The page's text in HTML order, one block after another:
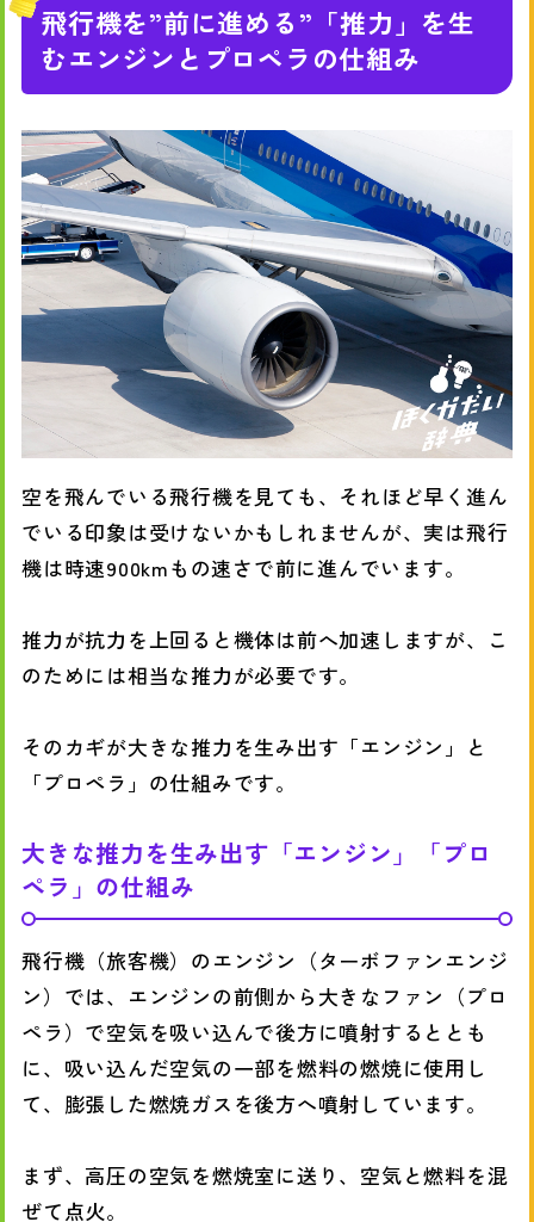
飛行機を”前に進める”「推力」を生
むエンジンとプロペラの仕組み
空を飛んでいる飛行機を見ても、それほど早く進ん
でいる印象は受けないかもしれませんが、実は飛行
機は時速900kmもの速さで前に進んでいます。
推力が抗力を上回ると機体は前へ加速しますが、こ
のためには相当な推力が必要です。
そのカギが大きな推力を生み出す「エンジン」と
「プロペラ」の仕組みです。
大きな推力を生み出す「エンジン」「プロ
ペラ」の仕組み
飛行機（旅客機）のエンジン（ターボファンエンジ
ン）では、エンジンの前側から大きなファン（プロ
ペラ）で空気を吸い込んで後方に噴射するととも
に、吸い込んだ空気の一部を燃料の燃焼に使用し
て、膨張した燃焼ガスを後方へ噴射しています。
まず、高圧の空気を燃焼室に送り、空気と燃料を混
ぜて点火。